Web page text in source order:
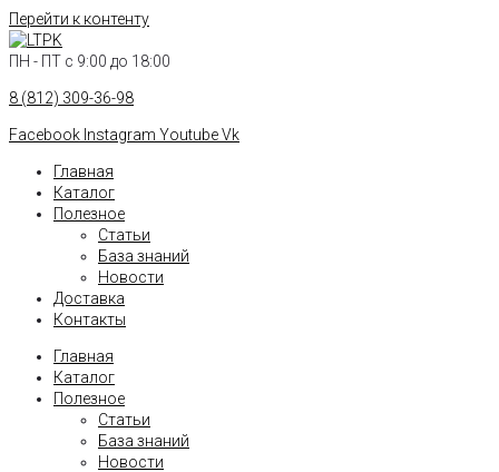
Перейти к контенту
ПН - ПТ с 9:00 до 18:00
8 (812) 309-36-98
Facebook Instagram YoutubeVk
Главная
Каталог
Полезное
Статьи
База знаний
Новости
Доставка
Контакты
Главная
Каталог
Полезное
Статьи
База знаний
Новости